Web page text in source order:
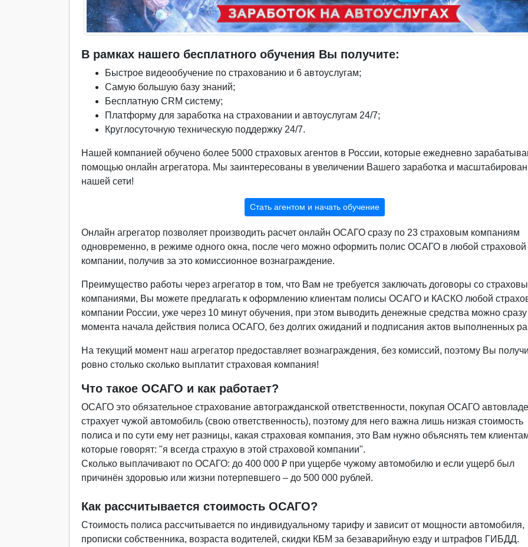
В рамках нашего бесплатного обучения Вы получите:
Быстрое видеообучение по страхованию и 6 автоуслугам;
Самую большую базу знаний;
Бесплатную CRM систему;
Платформу для заработка на страховании и автоуслугам 24/7;
Круглосуточную техническую поддержку 24/7.
Нашей компанией обучено более 5000 страховых агентов в России, которые ежедневно
помощью онлайн агрегатора. Мы заинтересованы в увеличении Вашего заработка и
нашей сети!
Стать агентом и начать обучение
Онлайн агрегатор позволяет производить расчет онлайн ОСАГО сразу по 23 страховым компаниям
одновременно, в режиме одного окна, после чего можно оформить полис ОСАГО в любой страховой
компании, получив за это комиссионное вознаграждение.
Преимущество работы через агрегатор в том, что Вам не требуется заключать договоры со
компаниями, Вы можете предлагать к оформлению клиентам полисы ОСАГО и КАСКО любой
компании России, уже через 10 минут обучения, при этом выводить денежные средства можно сразу
момента начала действия полиса ОСАГО, без долгих ожиданий и подписания актов выполненных
На текущий момент наш агрегатор предоставляет вознаграждения, без комиссий, поэтому Вы
ровно столько сколько выплатит страховая компания!
Что такое ОСАГО и как работает?
ОСАГО это обязательное страхование автогражданской ответственности, покупая ОСАГО
страхует чужой автомобиль (свою ответственность), поэтому для него важна лишь низкая стоимость
полиса и по сути ему нет разницы, какая страховая компания, это Вам нужно объяснять тем
которые говорят: "я всегда страхую в этой страховой компании".
Сколько выплачивают по ОСАГО: до 400 000 ₽ при ущербе чужому автомобилю и если ущерб был
причинён здоровью или жизни потерпевшего – до 500 000 рублей.
Как рассчитывается стоимость ОСАГО?
Стоимость полиса рассчитывается по индивидуальному тарифу и зависит от мощности автомобиля,
прописки собственника, возраста водителей, скидки КБМ за безаварийную езду и штрафов ГИБДД.